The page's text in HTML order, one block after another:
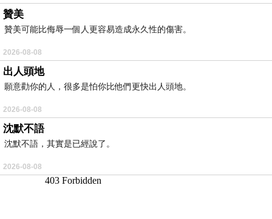
贊美
贊美可能比侮辱一個人更容易造成永久性的傷害。
2026-08-08
出人頭地
願意勸你的人，很多是怕你比他們更快出人頭地。
2026-08-08
沈默不語
沈默不語，其實是已經說了。
2026-08-08